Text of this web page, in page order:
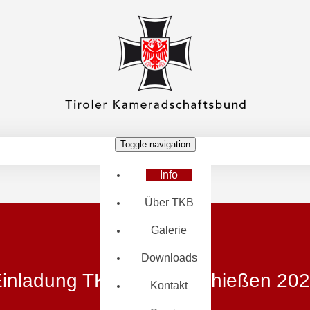
Toggle navigation
Info
Über TKB
Galerie
Downloads
Kontakt
TKB-Landesschießen